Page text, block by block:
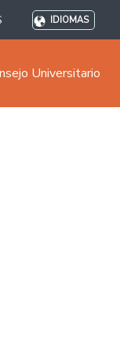
IDIOMAS
Universitario